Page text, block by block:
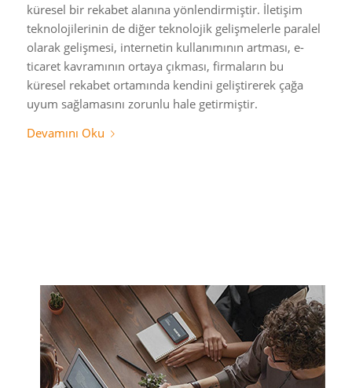
küresel bir rekabet alanına yönlendirmiştir. İletişim
teknolojilerinin de diğer teknolojik gelişmelerle paralel
olarak gelişmesi, internetin kullanımının artması, e-
ticaret kavramının ortaya çıkması, firmaların bu
küresel rekabet ortamında kendini geliştirerek çağa
uyum sağlamasını zorunlu hale getirmiştir.
Devamını Oku